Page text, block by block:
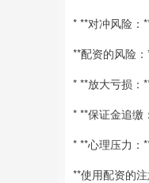
* **对冲风险：
**配资的风险
* **放大亏损：
* **保证金追缴
* **心理压力：
**使用配资的